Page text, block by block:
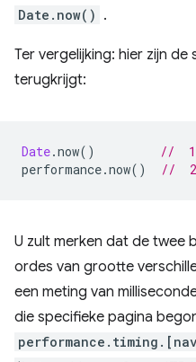
Date.now() .
Ter vergelijking: hier zijn
terugkrijgt:
Date.now()
//
performance.now() //
U zult merken dat de twee
ordes van grootte
een meting van
die specifieke pagina